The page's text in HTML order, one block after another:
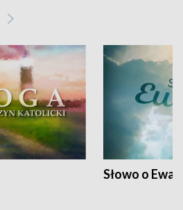
Słowo o